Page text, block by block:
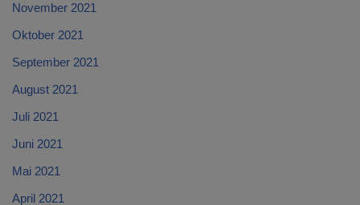
November 2021
Oktober 2021
September 2021
August 2021
Juli 2021
Juni 2021
Mai 2021
April 2021